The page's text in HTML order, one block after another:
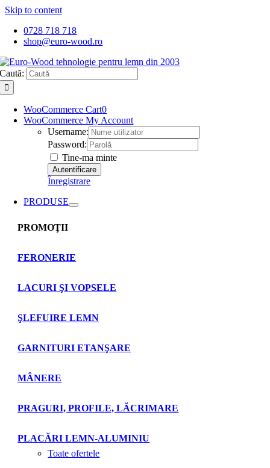
Skip to content
0728 718 718
shop@euro-wood.ro
Caută:
WooCommerce Cart0
WooCommerce My Account
Username:
Password:
Tine-ma minte
Înregistrare
PRODUSE
PROMOŢII
FERONERIE
LACURI ŞI VOPSELE
ŞLEFUIRE LEMN
GARNITURI ETANŞARE
MÂNERE
PRAGURI, PROFILE, LĂCRIMARE
PLACĂRI LEMN-ALUMINIU
Toate ofertele